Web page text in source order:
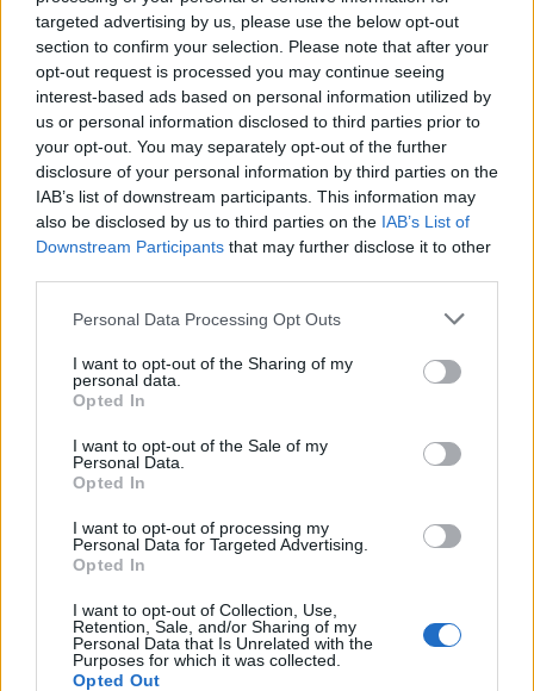
targeted advertising by us, please use the below opt-out
section to confirm your selection. Please note that after your
opt-out request is processed you may continue seeing
interest-based ads based on personal information utilized by
us or personal information disclosed to third parties prior to
your opt-out. You may separately opt-out of the further
disclosure of your personal information by third parties on the
IAB’s list of downstream participants. This information may
also be disclosed by us to third parties on the IAB’s List of
Downstream Participants that may further disclose it to other
Personal Data Processing Opt Outs
I want to opt-out of the Sharing of my
personal data.
Opted In
I want to opt-out of the Sale of my
Personal Data.
Opted In
I want to opt-out of processing my
Personal Data for Targeted Advertising.
Opted In
I want to opt-out of Collection, Use,
Retention, Sale, and/or Sharing of my
Personal Data that Is Unrelated with the
Purposes for which it was collected.
Opted Out
Σε κατάσταση κινητοποίησης Red Code και
σήμερα η χώρα
09.08.2026 - 08.46
17,285 εκατ. ευρώ για τη Λευκάδα από την
Περιφέρεια Ιονίων Νήσων
09.08.2026 - 08.24